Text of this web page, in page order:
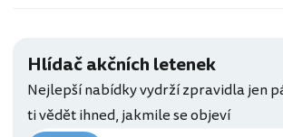
Hlídač akčních letenek
Nejlepší nabídky vydrží zpravidla jen
ti vědět ihned, jakmile se objeví